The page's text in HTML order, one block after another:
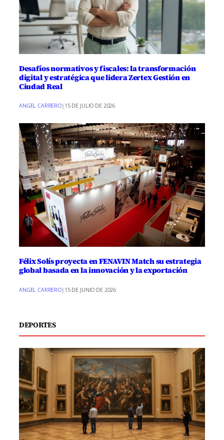
Desafíos normativos y fiscales: la transformación
digital y estratégica que lidera Zertex Gestión en
Ciudad Real
ANGEL CARRERO| 15 DE JULIO DE 2026
Félix Solís proyecta en FENAVIN Match su estrategia
global basada en la innovación y la exportación
ANGEL CARRERO| 15 DE JUNIO DE 2026
DEPORTES